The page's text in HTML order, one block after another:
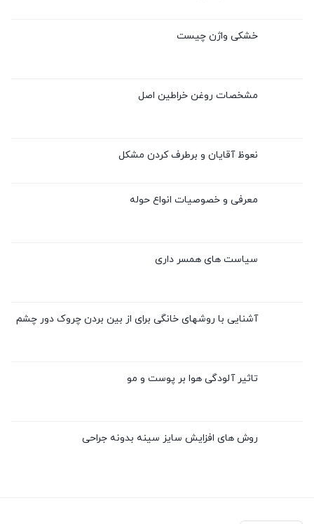
خشکی واژن چیست
مشخصات روغن خراطین اصل
نعوظ آقایان و برطرف کردن مشکل
معرفی و خصوصیات انواع حوله
سیاست های همسر داری
آشنایی با روشهای خانگی برای از بین بردن چروک دور چشم
تاثیر آلودگی هوا بر پوست و مو
روش های افزایش سایز سینه بدونه جراحی